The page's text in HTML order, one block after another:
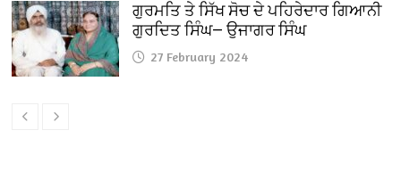
ਗੁਰਮਤਿ ਤੇ ਸਿੱਖ ਸੋਚ ਦੇ ਪਹਿਰੇਦਾਰ ਗਿਆਨੀ
ਗੁਰਦਿਤ ਸਿੰਘ— ਉਜਾਗਰ ਸਿੰਘ
27 February 2024